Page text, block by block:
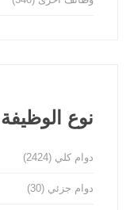
نوع الوظيفة
دوام كلي (2424)
دوام جزئي (30)